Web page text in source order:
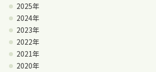
2025年
2024年
2023年
2022年
2021年
2020年